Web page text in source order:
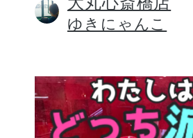
ド
ゆきにゃんこ